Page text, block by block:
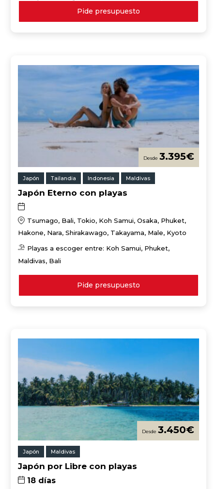
Pide presupuesto
3.395€
Japón Tailandia Indonesia Maldivas
Japón Eterno con playas
Tsumago, Bali, Tokio, Koh Samui, Osaka, Phuket,
Hakone, Nara, Shirakawago, Takayama, Male, Kyoto
Playas a escoger entre: Koh Samui, Phuket,
Maldivas, Bali
Pide presupuesto
3.450€
Japón Maldivas
Japón por Libre con playas
18 días